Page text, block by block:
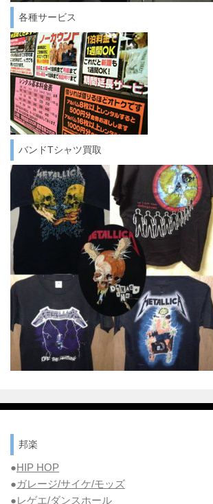
各種サービス
バンドTシャツ買取
邦楽
●HIP HOP
●ガレージ/サイケ/モッズ
●レゲエ/ダンスホール